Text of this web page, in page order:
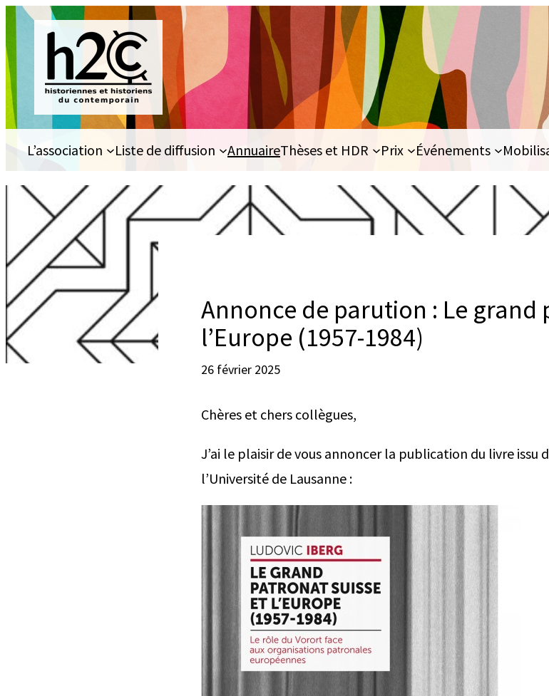
Aller
au
contenu
L’association Liste de diffusion AnnuaireThèses et HDR Prix Événements
Annonce de parution : Le grand
l’Europe (1957-1984)
26 février 2025
Chères et chers collègues,
J’ai le plaisir de vous annoncer la publication du livre
l’Université de Lausanne :